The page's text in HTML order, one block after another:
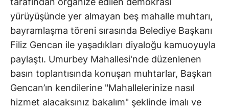
yürüyüşünde yer almayan beş mahalle muhtarı,
bayramlaşma töreni sırasında Belediye Başkanı
Filiz Gencan ile yaşadıkları diyaloğu kamuoyuyla
paylaştı. Umurbey Mahallesi'nde düzenlenen
basın toplantısında konuşan muhtarlar, Başkan
Gencan’ın kendilerine "Mahallelerinize nasıl
hizmet alacaksınız bakalım" şeklinde imalı ve